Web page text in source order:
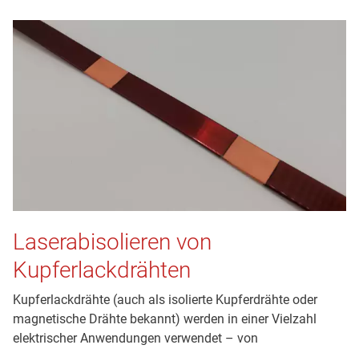
Laserabisolieren von
Kupferlackdrähten
Kupferlackdrähte (auch als isolierte Kupferdrähte oder
magnetische Drähte bekannt) werden in einer Vielzahl
elektrischer Anwendungen verwendet – von